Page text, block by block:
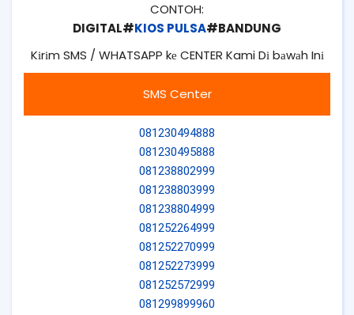
CONTOH:
DIGITAL#KIOS PULSA#BANDUNG
Kіrіm SMS / WHATSAPP kе CENTER Kami Dі bаwаh Inі
SMS Center
081230494888
081230495888
081238802999
081238803999
081238804999
081252264999
081252270999
081252273999
081252572999
081299899960